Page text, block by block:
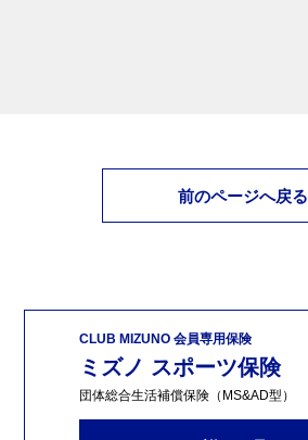
前のページへ戻る
CLUB MIZUNO 会員専用保険
ミズノ スポーツ保険
団体総合生活補償保険（MS&AD型）